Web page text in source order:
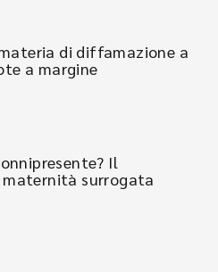
di diffamazione a
a margine
Il
surrogata